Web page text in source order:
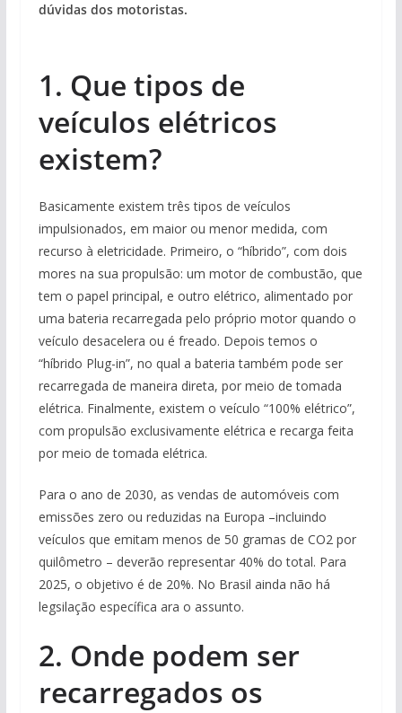
dúvidas dos motoristas.
1. Que tipos de
veículos elétricos
existem?
Basicamente existem três tipos de veículos
impulsionados, em maior ou menor medida, com
recurso à eletricidade. Primeiro, o “híbrido”, com dois
mores na sua propulsão: um motor de combustão, que
tem o papel principal, e outro elétrico, alimentado por
uma bateria recarregada pelo próprio motor quando o
veículo desacelera ou é freado. Depois temos o
“híbrido Plug-in”, no qual a bateria também pode ser
recarregada de maneira direta, por meio de tomada
elétrica. Finalmente, existem o veículo “100% elétrico”,
com propulsão exclusivamente elétrica e recarga feita
por meio de tomada elétrica.
Para o ano de 2030, as vendas de automóveis com
emissões zero ou reduzidas na Europa –incluindo
veículos que emitam menos de 50 gramas de CO2 por
quilômetro – deverão representar 40% do total. Para
2025, o objetivo é de 20%. No Brasil ainda não há
legsilação específica ara o assunto.
2. Onde podem ser
recarregados os